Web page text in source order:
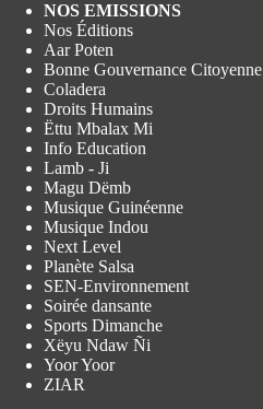
NOS EMISSIONS
Nos Éditions
Aar Poten
Bonne Gouvernance Citoyenne
Coladera
Droits Humains
Ëttu Mbalax Mi
Info Education
Lamb - Ji
Magu Dëmb
Musique Guinéenne
Musique Indou
Next Level
Planète Salsa
SEN-Environnement
Soirée dansante
Sports Dimanche
Xëyu Ndaw Ñi
Yoor Yoor
ZIAR